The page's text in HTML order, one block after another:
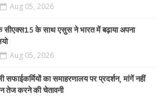
Aug 05, 2026
सीएक्स15 के साथ एसुस ने भारत में बढ़ाया अपना
Aug 05, 2026
सफाईकर्मियों का समाहरणालय पर प्रदर्शन, मांगें नहीं
तेज करने की चेतावनी